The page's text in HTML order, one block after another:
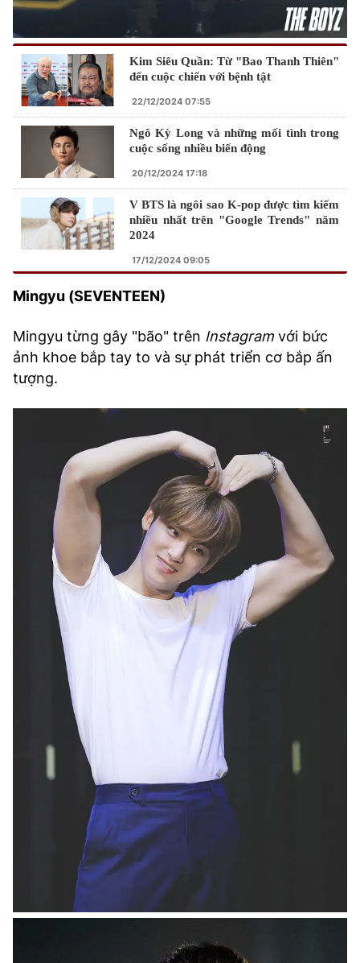
Kim Siêu Quần: Từ "Bao Thanh Thiên"
đến cuộc chiến với bệnh tật
22/12/2024 07:55
Ngô Kỳ Long và những mối tình trong
cuộc sống nhiều biến động
20/12/2024 17:18
V BTS là ngôi sao K-pop được tìm kiếm
nhiều nhất trên "Google Trends" năm
2024
17/12/2024 09:05
Mingyu (SEVENTEEN)
Mingyu từng gây "bão" trên Instagram với bức
ảnh khoe bắp tay to và sự phát triển cơ bắp ấn
tượng.